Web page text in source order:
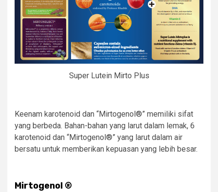
Super Lutein Mirto Plus
Keenam karotenoid dan “Mirtogenol®” memiliki sifat
yang berbeda. Bahan-bahan yang larut dalam lemak, 6
karotenoid dan “Mirtogenol®” yang larut dalam air
bersatu untuk memberikan kepuasan yang lebih besar.
Mirtogenol ®